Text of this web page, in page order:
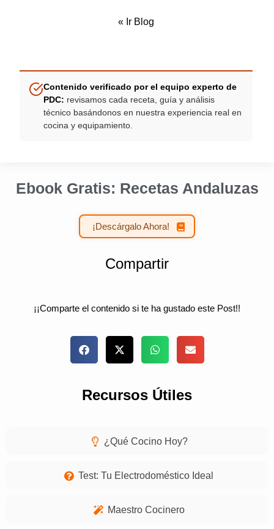
« Ir Blog
Contenido verificado por el equipo experto de
PDC: revisamos cada receta, guía y análisis
técnico basándonos en nuestra experiencia real en
cocina y equipamiento.
Ebook Gratis: Recetas Andaluzas
¡Descárgalo Ahora!
Compartir
¡¡Comparte el contenido si te ha gustado este Post!!
Recursos Útiles
¿Qué Cocino Hoy?
Test: Tu Electrodoméstico Ideal
Maestro Cocinero